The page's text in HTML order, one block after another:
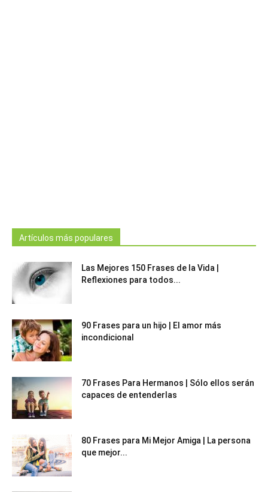
Artículos más populares
Las Mejores 150 Frases de la Vida |
Reflexiones para todos...
90 Frases para un hijo | El amor más
incondicional
70 Frases Para Hermanos | Sólo ellos serán
capaces de entenderlas
80 Frases para Mi Mejor Amiga | La persona
que mejor...